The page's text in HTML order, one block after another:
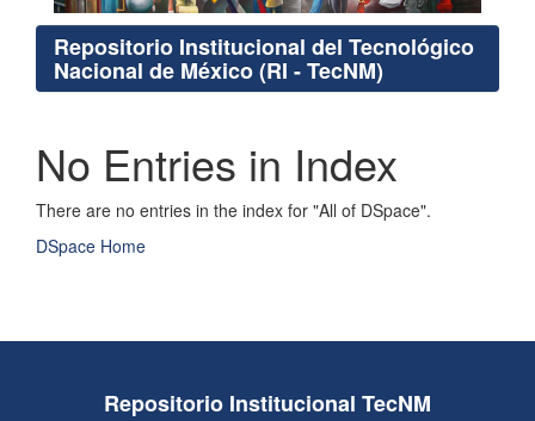
Repositorio Institucional del Tecnológico
Nacional de México (RI - TecNM)
No Entries in Index
There are no entries in the index for "All of DSpace".
DSpace Home
Repositorio Institucional TecNM